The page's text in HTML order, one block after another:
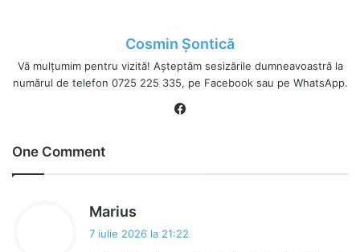
Cosmin Șontică
Vă mulțumim pentru vizită! Așteptăm sesizările dumneavoastră la
numărul de telefon 0725 225 335, pe Facebook sau pe WhatsApp.
One Comment
Marius
7 iulie 2026 la 21:22